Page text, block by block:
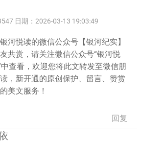
日期：2026-03-13 19:03:49
河悦读的微信公众号【银河纪实】
共赏，请关注微信公众号“银河悦
中查看，欢迎您将此文转发至微信朋
，新开通的原创保护、留言、赞赏
美文服务！
回复